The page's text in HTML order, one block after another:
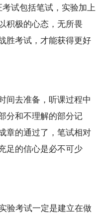
试包括笔试，实验加上
积极的心态，无所畏
胜考试，才能获得更好
间去准备，听课过程中
分和不理解的部分记
章的通过了，笔试相对
足的信心是必不可少
验考试一定是建立在做